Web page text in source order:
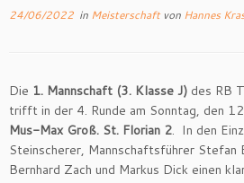
24/06/2022 in Meisterschaft von Hannes
Die 1. Mannschaft (3. Klasse J) des RB
trifft in der 4. Runde am Sonntag, den
Mus-Max Groß. St. Florian 2. In den
Steinscherer, Mannschaftsführer Stefan
Bernhard Zach und Markus Dick einen